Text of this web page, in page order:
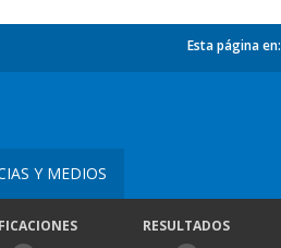
Esta página en:
Y MEDIOS
RESULTADOS